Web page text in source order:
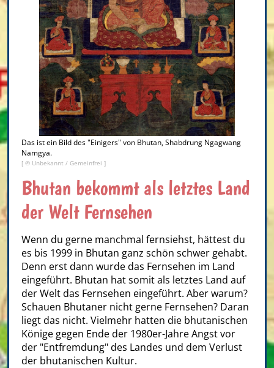
Das ist ein Bild des "Einigers" von Bhutan, Shabdrung Ngagwang
Namgya.
[ © Unbekannt / Gemeinfrei ]
Bhutan bekommt als letztes Land
der Welt Fernsehen
Wenn du gerne manchmal fernsiehst, hättest du
es bis 1999 in Bhutan ganz schön schwer gehabt.
Denn erst dann wurde das Fernsehen im Land
eingeführt. Bhutan hat somit als letztes Land auf
der Welt das Fernsehen eingeführt. Aber warum?
Schauen Bhutaner nicht gerne Fernsehen? Daran
liegt das nicht. Vielmehr hatten die bhutanischen
Könige gegen Ende der 1980er-Jahre Angst vor
der "Entfremdung" des Landes und dem Verlust
der bhutanischen Kultur.